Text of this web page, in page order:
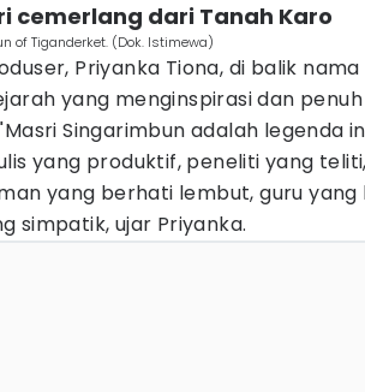
cemerlang dari Tanah Karo
of Tiganderket. (Dok. Istimewa)
Priyanka Tiona, di balik
yang menginspirasi dan
Singarimbun adalah legenda
yang produktif, peneliti yang
yang berhati lembut, guru yang
simpatik, ujar Priyanka.